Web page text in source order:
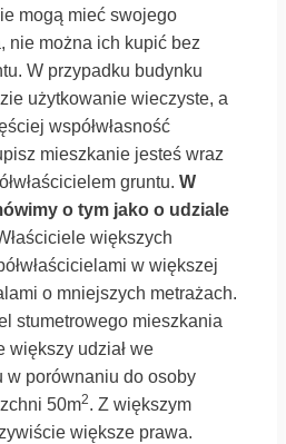
mogą mieć swojego
nie można ich kupić bez
W przypadku budynku
użytkowanie wieczyste, a
współwłasność
mieszkanie jesteś wraz
gruntu. W
o tym jako o udziale
większych
w większej
o mniejszych metrażach.
stumetrowego mieszkania
większy udział we
w porównaniu do osoby
50m2. Z większym
większe prawa.